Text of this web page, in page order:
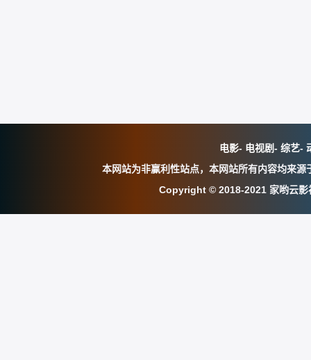
电影- 电视剧- 综艺-
本网站为非赢利性站点，本网站所有内容均来
Copyright © 2018-2021 家哟云影